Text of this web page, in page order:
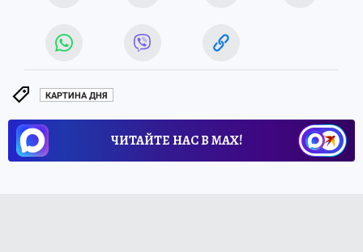
КАРТИНА ДНЯ
ЧИТАЙТЕ НАС В МАХ!